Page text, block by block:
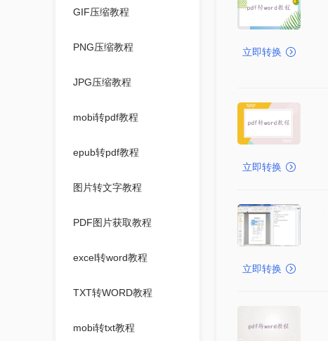
GIF压缩教程
PNG压缩教程
JPG压缩教程
mobi转pdf教程
epub转pdf教程
图片转文字教程
PDF图片获取教程
excel转word教程
TXT转WORD教程
mobi转txt教程
立即转换
立即转换
立即转换